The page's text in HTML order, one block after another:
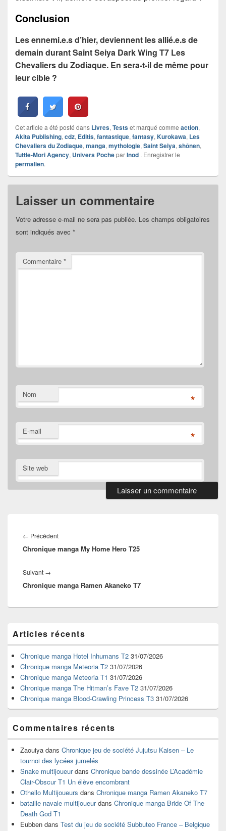
Conclusion
Les ennemi.e.s d’hier, deviennent les allié.e.s de
demain durant Saint Seiya Dark Wing T7 Les
Chevaliers du Zodiaque. En sera-t-il de même pour
leur cible ?
Cet article a été posté dans Livres, Testset marqué comme action,
Akita Publishing, cdz, Editis, fantastique, fantasy, Kurokawa, Les
Chevaliers du Zodiaque, manga, mythologie, Saint Seiya, shônen,
Tuttle-Mori Agency, Univers PocheparInod . Enregistrer le
permalien.
Laisser un commentaire
Votre adresse e-mail ne sera pas publiée. Les champs obligatoires
sont indiqués avec *
Commentaire *
Nom *
E-mail *
Site web
de
l’article
← PrécédentArticle
précédent :
Chronique manga My Home Hero T25
Suivant →
suivant :
Chronique manga Ramen Akaneko T7
principale
de
widget
pour
barre
latérale
Articles récents
Chronique manga Hotel Inhumans T2 31/07/2026
Chronique manga Meteoria T2 31/07/2026
Chronique manga Meteoria T1 31/07/2026
Chronique manga The Hitman’s Fave T2 31/07/2026
Chronique manga Blood-Crawling Princess T3 31/07/2026
Commentaires récents
Zaouiya dans Chronique jeu de société Jujutsu Kaisen – Le
tournoi des lycées jumelés
Snake multijoueurdans Chronique bande dessinée L’Académie
Clair-Obscur T1 Un élève encombrant
Othello Multijoueurs dans Chronique manga Ramen Akaneko T7
bataille navale multijoueurdans Chronique manga Bride Of The
Death God T1
Eubben dans Test du jeu de société Subbuteo France – Belgique